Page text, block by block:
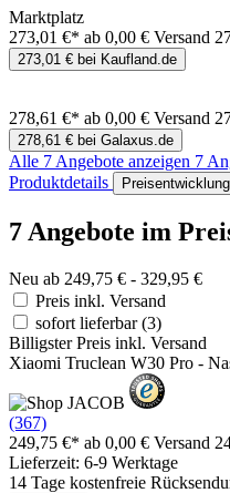
Marktplatz
273,01 €* ab 0,00 € Versand
273,01 € bei Kaufland.de
278,61 €* ab 0,00 € Versand
278,61 € bei Galaxus.de
Alle 7 Angebote anzeigen 7
Produktdetails
Preisentwicklung
7 Angebote im
Neu ab 249,75 € - 329,95 €
Preis inkl. Versand
sofort lieferbar(3)
Billigster Preis inkl. Versand
Xiaomi Truclean W30 Pro -
(367)
249,75 €* ab 0,00 € Versand
Lieferzeit: 6-9 Werktage
14 Tage kostenfreie